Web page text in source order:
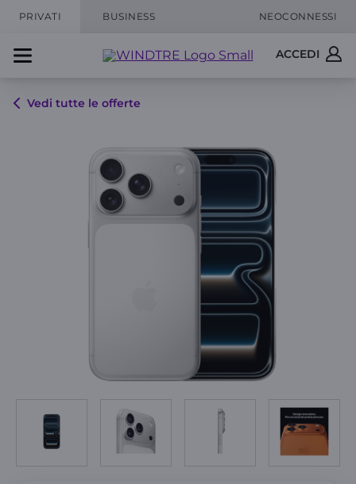
PRIVATI BUSINESS NEOCONNESSI
ACCEDI
Vedi tutte le offerte